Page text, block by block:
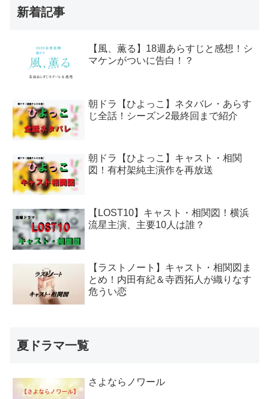
新着記事
【風、薫る】18週あらすじと感想！シ
マケンがついに告白！？
朝ドラ【ひよっこ】ネタバレ・あらす
じ全話！シーズン2最終回まで紹介
朝ドラ【ひよっこ】キャスト・相関
図！有村架純主演作を再放送
【LOST10】キャスト・相関図！横浜
流星主演、主要10人は誰？
【ラストノート】キャスト・相関図ま
とめ！内田有紀＆寺西拓人が織りなす
危うい恋
夏ドラマ一覧
さよならノワール